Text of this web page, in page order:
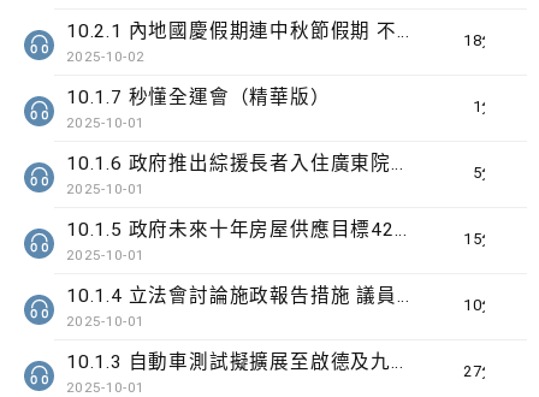
18分鐘
10.2.1 內地國慶假期連中秋節假期 不少內地旅客到港旅遊
2025-10-02
1分鐘
10.1.7 秒懂全運會（精華版）
2025-10-01
5分鐘
10.1.6 政府推出綜援長者入住廣東院舍試驗計劃為期3年
2025-10-01
15分鐘
10.1.5 政府未來十年房屋供應目標42萬個單位
2025-10-01
10分鐘
10.1.4 立法會討論施政報告措施 議員關注識別高危家庭
2025-10-01
27分鐘
10.1.3 自動車測試擬擴展至啟德及九龍灣
2025-10-01